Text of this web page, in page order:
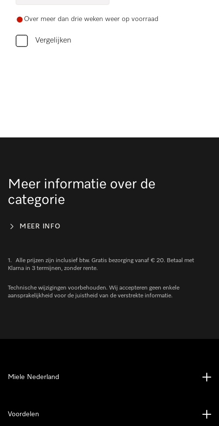
Over meer dan drie weken weer op voorraad
Vergelijken
Meer informatie over de
categorie
MEER INFO
1.
Alle prijzen zijn inclusief btw. Gratis bezorging vanaf € 20. Betaal met
Klarna in 3 termijnen, zonder rente.
Technische wijzigingen voorbehouden. Wij accepteren geen enkele
aansprakelijkheid voor de juistheid van de verstrekte informatie.
Miele Nederland
Voordelen